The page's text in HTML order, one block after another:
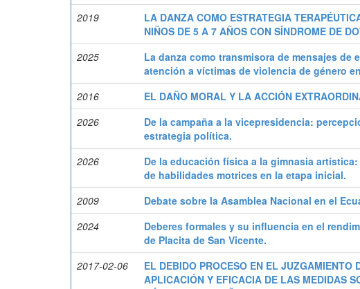
2019
LA DANZA COMO ESTRATEGIA
NIÑOS DE 5 A 7 AÑOS CON SÍNDROME DE
2025
La danza como transmisora de mensajes de
atención a víctimas de violencia de género
2016 EL DAÑO MORAL Y LA ACCIÓN
2026
De la campaña a la vicepresidencia:
estrategia política.
2026
De la educación física a la gimnasia
de habilidades motrices en la etapa inicial.
2009 Debate sobre la Asamblea Nacional en el
2024
Deberes formales y su influencia en el
de Placita de San Vicente.
2017-02-06
EL DEBIDO PROCESO EN EL JUZGAMIENTO
APLICACIÓN Y EFICACIA DE LAS MEDIDAS